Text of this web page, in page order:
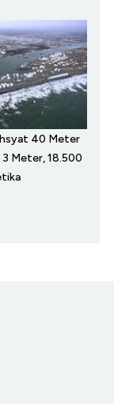
40 Meter
3 Meter, 18.500